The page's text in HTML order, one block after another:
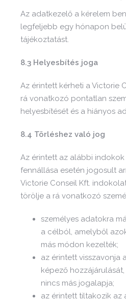
Az adatkezelő a kérelem
legfeljebb egy hónapon
tájékoztatást.
8.3 Helyesbítés joga
Az érintett kérheti a Victorie
rá vonatkozó pontatlan
helyesbítését és a hiányos
8.4 Törléshez való jog
Az érintett az alábbi
fennállása esetén jogosult
Victorie Conseil Kft.
törölje a rá vonatkozó
személyes adatokra
a célból, amelyből
más módon kezelték;
az érintett visszavonja
képező
nincs más jogalapja;
az érintett tiltakozik az